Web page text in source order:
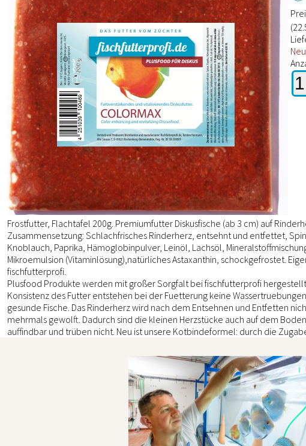
(
Frostfutter, Flachtafel 200g. Premiumfutter Diskusfische (ab 3 cm) auf
Zusammensetzung: Schlachfrisches Rinderherz, entsehnt und entfettet,
Knoblauch, Paprika, Hämoglobinpulver, Leinöl, Lachsöl,
Mikroemulsion (Vitaminlösung),natürliches Astaxanthin, schockgefrostet.
fischfutterprofi.
Plusfood Produkte werden mit großer Sorgfalt bei fischfutterprofi
Konsistenz des Futter entstehen bei der Fuetterung keine
gesunde Fische. Das Rinderherz wird nach dem Entsehnen und Entfetten
mehrmals gewolft. Dadurch sind die kleinen Herzstücke auch auf dem
auffindbar und trüben nicht. Neu ist unsere Kotbindeformel: durch die